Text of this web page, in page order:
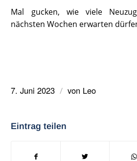
Mal gucken, wie viele
nächsten Wochen erwarten
7. Juni 2023 / von Leo
Eintrag teilen